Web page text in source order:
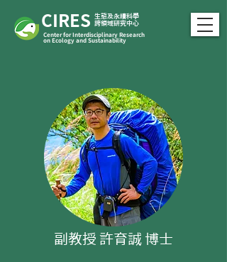
CIRES
​生態及永續科學
跨領域研究中心
Center for Interdisciplinary Research
on Ecology and Sustainability
副教授 許育誠 博士